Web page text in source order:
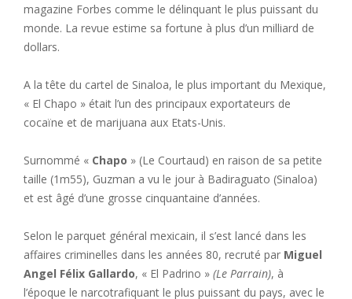
magazine Forbes comme le délinquant le plus puissant du
monde. La revue estime sa fortune à plus d’un milliard de
dollars.
A la tête du cartel de Sinaloa, le plus important du Mexique,
« El Chapo » était l’un des principaux exportateurs de
cocaïne et de marijuana aux Etats-Unis.
Surnommé « Chapo » (Le Courtaud) en raison de sa petite
taille (1m55), Guzman a vu le jour à Badiraguato (Sinaloa)
et est âgé d’une grosse cinquantaine d’années.
Selon le parquet général mexicain, il s’est lancé dans les
affaires criminelles dans les années 80, recruté par Miguel
Angel Félix Gallardo, « El Padrino » (Le Parrain), à
l’époque le narcotrafiquant le plus puissant du pays, avec le